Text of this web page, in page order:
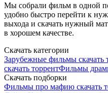
Мы собрали фильм в одной
удобно быстро перейти к
выхода и скачать нужный
в хорошем качестве.
Скачать категории
Зарубежные фильмы скачать
скачать торрентФильмы
Скачать подборки
Фильмы про мафию скачать